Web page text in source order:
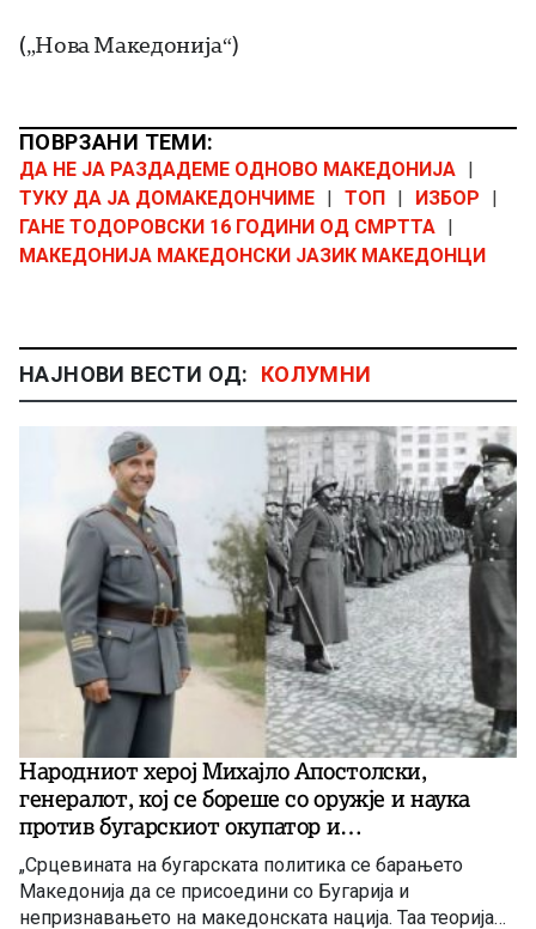
(„Нова Македонија“)
ПОВРЗАНИ ТЕМИ:
ДА НЕ ЈА РАЗДАДЕМЕ ОДНОВО МАКЕДОНИЈА |
ТУКУ ДА ЈА ДОМАКЕДОНЧИМЕ | ТОП | ИЗБОР
|
ГАНЕ ТОДОРОВСКИ 16 ГОДИНИ ОД СМРТТА |
МАКЕДОНИЈА МАКЕДОНСКИ ЈАЗИК МАКЕДОНЦИ
НАЈНОВИ ВЕСТИ ОД: КОЛУМНИ
Народниот херој Михајло Апостолски,
генералот, кој се бореше со оружје и наука
против бугарскиот окупатор и
великобугарскиот шовинизам кон Македонија
„Срцевината на бугарската политика се барањето
Македонија да се присоедини со Бугарија и
непризнавањето на македонската нација. Таа теорија